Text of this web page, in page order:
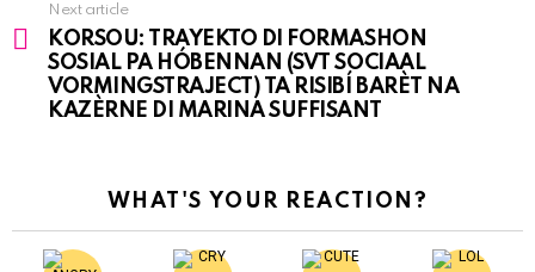
Next article
KORSOU: TRAYEKTO DI FORMASHON
SOSIAL PA HÓBENNAN (SVT SOCIAAL
VORMINGSTRAJECT) TA RISIBÍ BARÈT NA
KAZÈRNE DI MARINA SUFFISANT
WHAT'S YOUR REACTION?